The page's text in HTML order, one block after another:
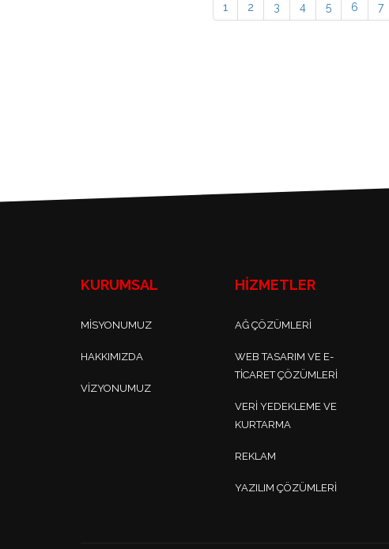
1 2 3 4 5 6 7
KURUMSAL
MISYONUMUZ
HAKKIMIZDA
VIZYONUMUZ
HİZMETLER
AĞ ÇÖZÜMLERI
WEB TASARIM VE E-
TICARET ÇÖZÜMLERI
VERI YEDEKLEME VE
KURTARMA
REKLAM
YAZILIM ÇÖZÜMLERI